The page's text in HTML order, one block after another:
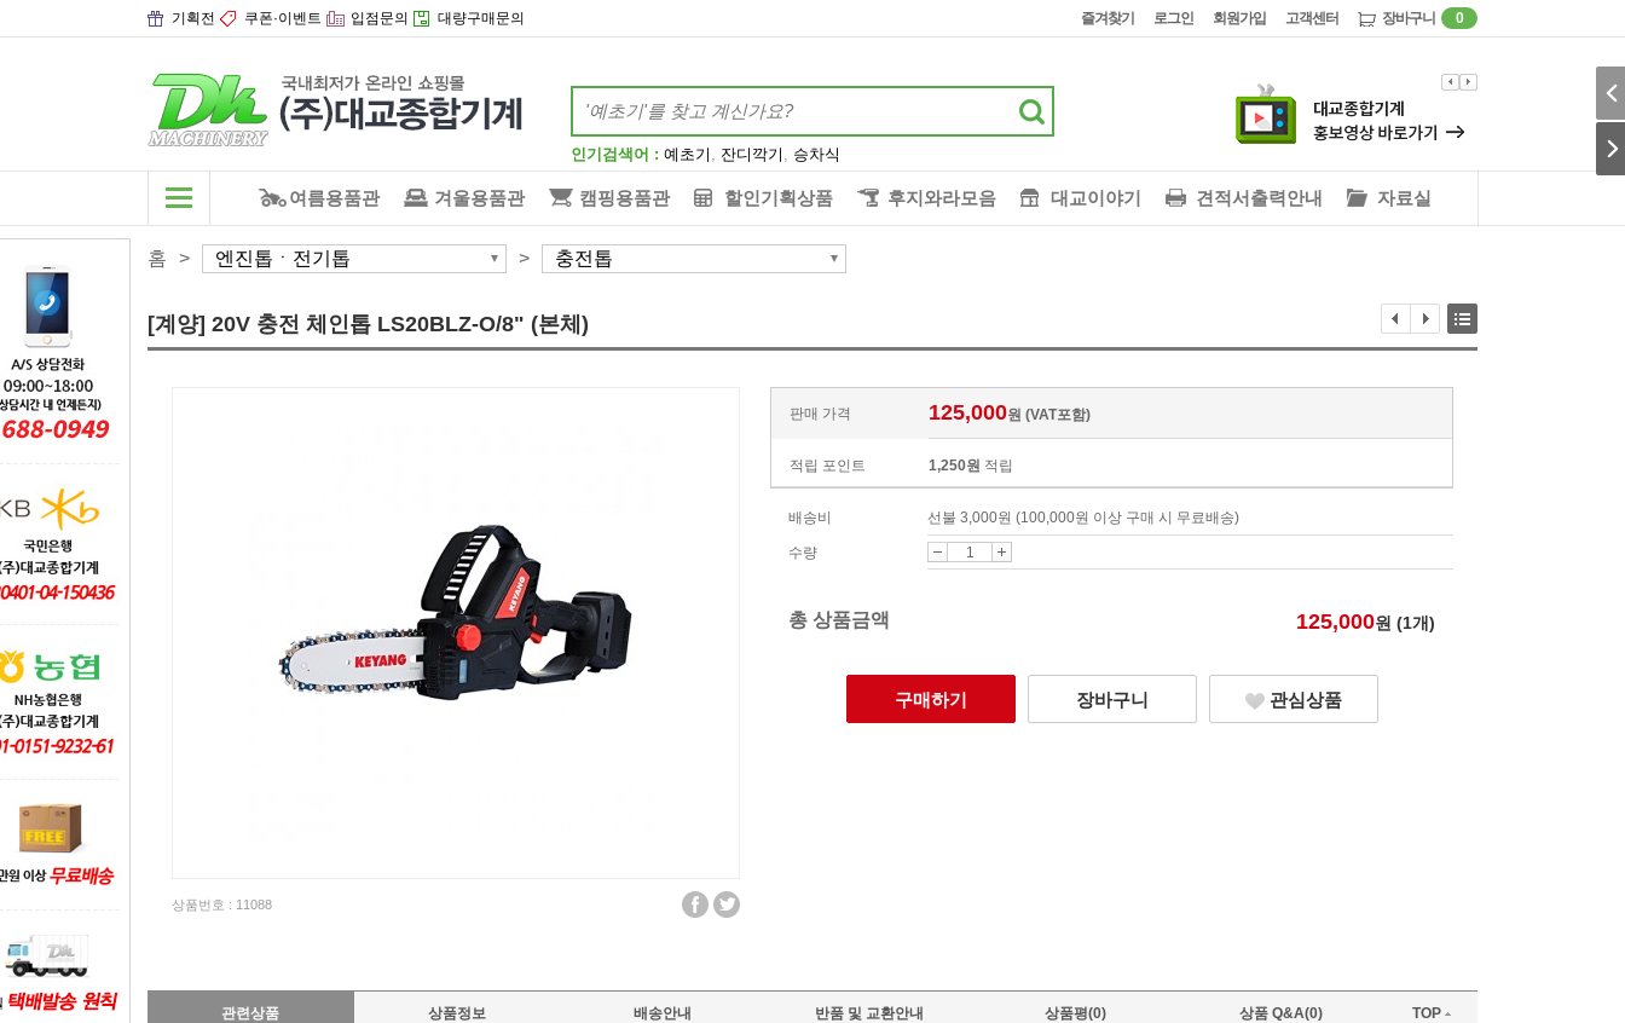
기획전 쿠폰·이벤트 입점문의 대량구매문의 즐겨찾기 로그인 회원가입 고객센터 장바구니 0
인기검색어 : 예초기 , 잔디깍기 , 승차식
여름용품관 겨울용품관 캠핑용품관 할인기획상품 후지와라모음 대교이야기 견적서출력안내 자료실
홈 > 엔진톱ㆍ전기톱 > 충전톱
[계양] 20V 충전 체인톱 LS20BLZ-O/8" (본체)
상품번호 : 11088
판매 가격 125,000원 (VAT포함)
적립 포인트 1,250원 적립
배송비 선불 3,000원 (100,000원 이상 구매 시 무료배송)
수량
총 상품금액 125,000원 (1개)
구매하기 장바구니 관심상품
관련상품 상품정보 배송안내 반품 및 교환안내 상품평(0) 상품 Q&A(0) TOP